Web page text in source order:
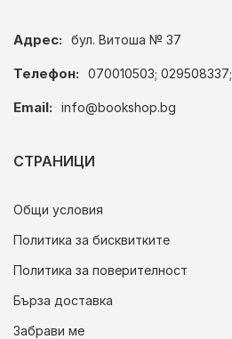
Адрес: бул. Витоша № 37
Телефон: 070010503; 029508337;
Email: info@bookshop.bg
СТРАНИЦИ
Общи условия
Политика за бисквитките
Политика за поверителност
Бърза доставка
Забрави ме